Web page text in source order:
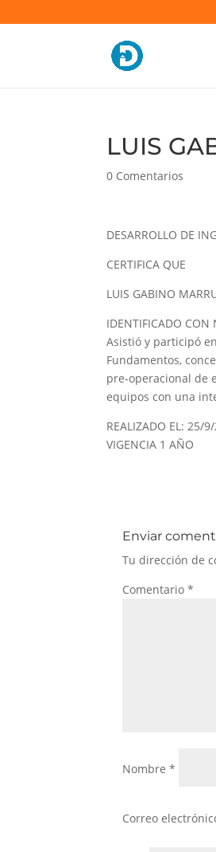
LUIS
0 Comentarios
DESARROLLO DE
CERTIFICA QUE
LUIS GABINO
IDENTIFICADO CON
Asistió y participó en
Fundamentos,
pre-operacional de
equipos con una
REALIZADO EL: 25/
VIGENCIA 1 AÑO
Enviar
Tu dirección de
Comentario*
Nombre*
Correo